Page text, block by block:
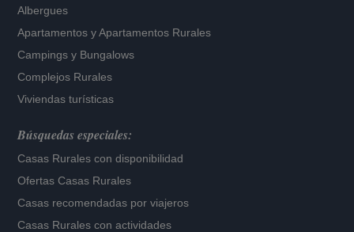
Albergues
Apartamentos yApartamentos Rurales
Campings y Bungalows
Complejos Rurales
Viviendas turísticas
Búsquedas especiales:
Casas Rurales con disponibilidad
Ofertas Casas Rurales
Casas recomendadas por viajeros
Casas Rurales con actividades